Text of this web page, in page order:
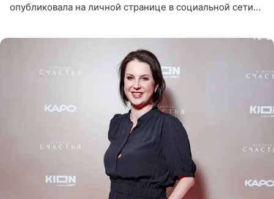
опубликовала на личной странице в социальной сети